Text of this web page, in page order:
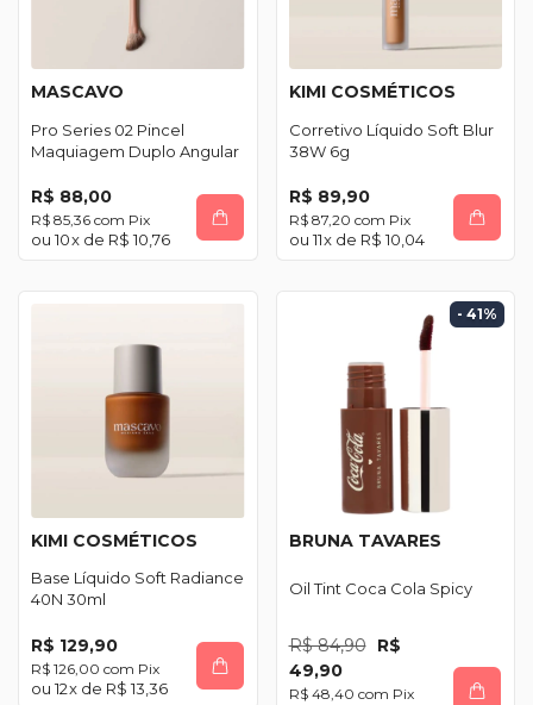
MASCAVO
Pro Series 02 Pincel
Maquiagem Duplo Angular
R$ 88,00
R$ 85,36 com Pix
10x de R$ 10,76
KIMI COSMÉTICOS
Corretivo Líquido Soft Blur
38W 6g
R$ 89,90
R$ 87,20 com Pix
11x de R$ 10,04
KIMI COSMÉTICOS
Base Líquido Soft Radiance
40N 30ml
R$ 129,90
R$ 126,00 com Pix
12x de R$ 13,36
- 41%
BRUNA TAVARES
Oil Tint Coca Cola Spicy
R$ 84,90 R$
49,90
R$ 48,40 com Pix